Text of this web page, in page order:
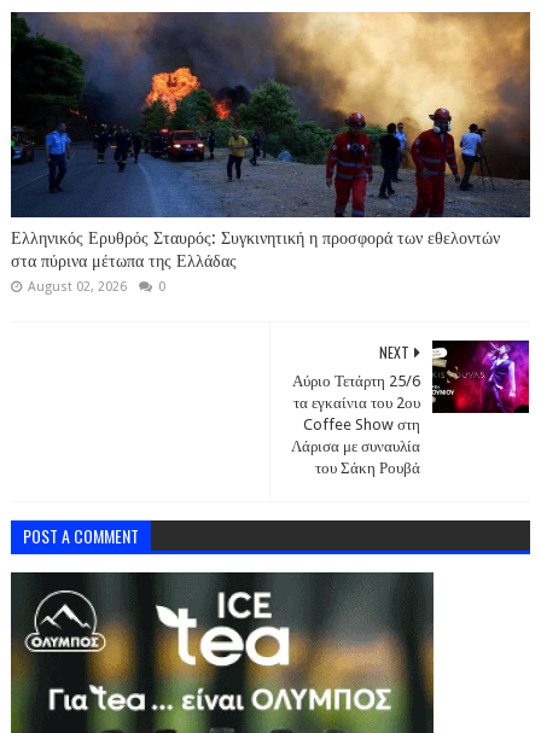
Ελληνικός Ερυθρός Σταυρός: Συγκινητική η προσφορά των εθελοντών
στα πύρινα μέτωπα της Ελλάδας
August 02, 2026 0
NEXT
Αύριο Τετάρτη 25/6
τα εγκαίνια του 2ου
Coffee Show στη
Λάρισα με συναυλία
του Σάκη Ρουβά
POST A COMMENT